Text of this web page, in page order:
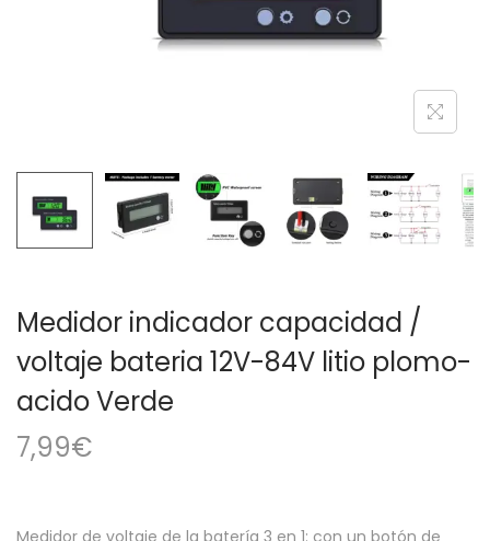
c
d
Medidor indicador capacidad /
voltaje bateria 12V-84V litio plomo-
acido Verde
7,99€